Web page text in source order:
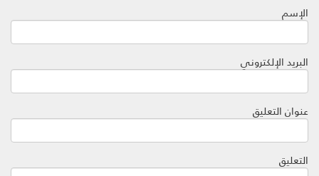
الإسم
البريد الإلكتروني
عنوان التعليق
التعليق